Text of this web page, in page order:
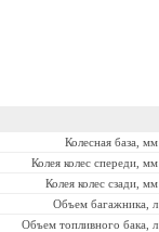
Колесная база, мм
Колея колес спереди, мм
Колея колес сзади, мм
Объем багажника, л
Объем топливного бака, л